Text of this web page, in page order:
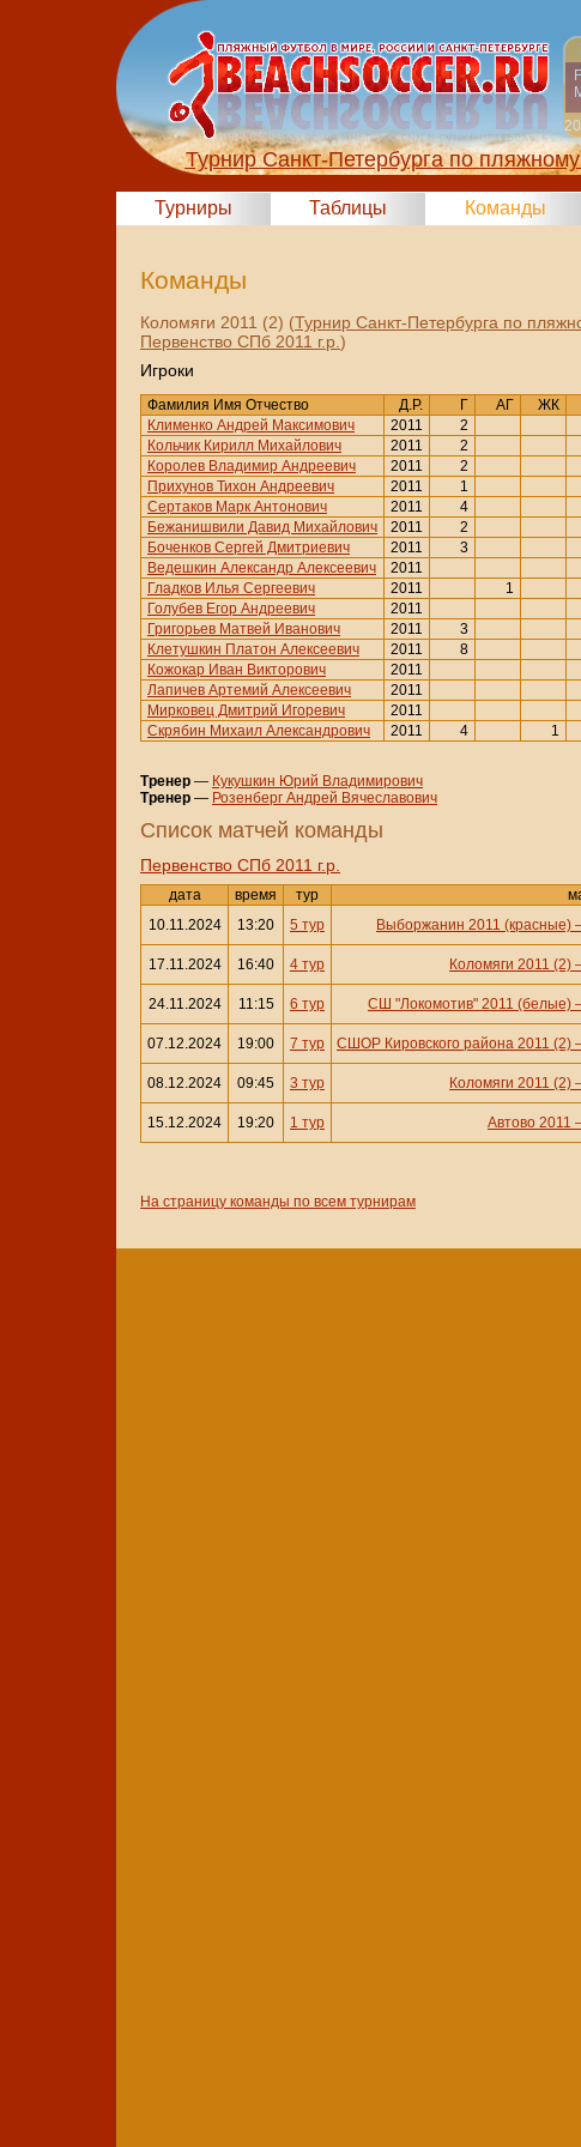
Турнир Санкт-Петербурга по
Турниры Таблицы Команды
Команды
Коломяги 2011 (2) (Турнир Санкт-Петербурга по
Первенство СПб 2011 г.р. )
Игроки
Фамилия Имя Отчество Д.Р. Г АГ ЖК
Клименко Андрей Максимович
2011 2
Кольчик Кирилл Михайлович
2011 2
Королев Владимир Андреевич
2011 2
Прихунов Тихон Андреевич
2011 1
Сертаков Марк Антонович
2011 4
Бежанишвили Давид Михайлович
2011 2
Боченков Сергей Дмитриевич
2011 3
Ведешкин Александр Алексеевич
2011
Гладков Илья Сергеевич
2011 1
Голубев Егор Андреевич
2011
Григорьев Матвей Иванович
2011 3
Клетушкин Платон Алексеевич
2011 8
Кожокар Иван Викторович
2011
Лапичев Артемий Алексеевич
2011
Мирковец Дмитрий Игоревич
2011
Скрябин Михаил Александрович
2011 4 1
Тренер — Кукушкин Юрий Владимирович
Тренер — Розенберг Андрей Вячеславович
Cписок матчей команды
Первенство СПб 2011 г.р.
дата время тур
10.11.2024
13:20 5 тур Выборжанин 2011 (красные)
17.11.2024 16:40 4 тур Коломяги 2011 (2)
24.11.2024 11:15 6 тур СШ "Локомотив" 2011 (белые)
07.12.2024 19:00 7 тур СШОР Кировского района 2011 (2)
08.12.2024 09:45 3 тур Коломяги 2011 (2)
15.12.2024 19:20 1 тур Автово 2011
На страницу команды по всем турнирам